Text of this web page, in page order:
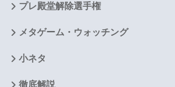
プレ殿堂解除選手権
メタゲーム・ウォッチング
小ネタ
徹底解説